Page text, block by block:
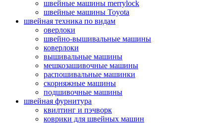
швейные машины merrylock
швейные машины Toyota
швейная техника по видам
оверлоки
швейно-вышивальные машины
коверлоки
вышивальные машины
мешкозашивочные машины
распошивальные машинки
скорняжные машины
подшивочные машины
швейная фурнитура
квилтинг и пэчворк
коврики для швейных машин